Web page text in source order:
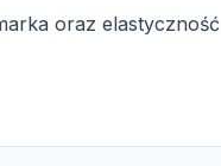
oraz elastyczność